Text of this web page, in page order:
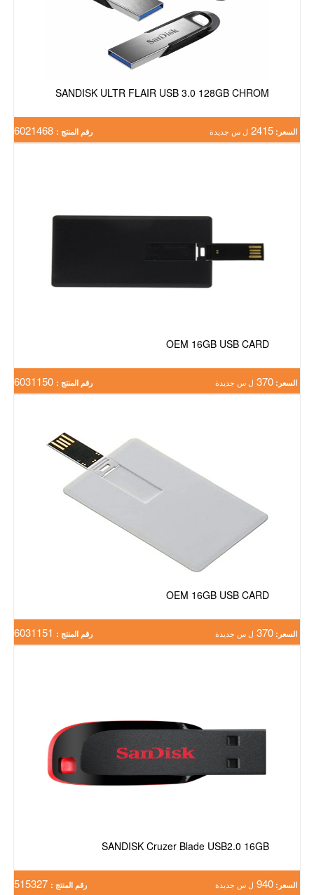
SANDISK ULTR FLAIR USB 3.0 128GB CHROM
السعر: 2415 ل س جديدة رقم المنتج :
OEM 16GB USB CARD
السعر: 370 ل س جديدة رقم المنتج :
OEM 16GB USB CARD
السعر: 370 ل س جديدة رقم المنتج :
SANDISK Cruzer Blade USB2.0 16GB
السعر: 940 ل س جديدة رقم المنتج :